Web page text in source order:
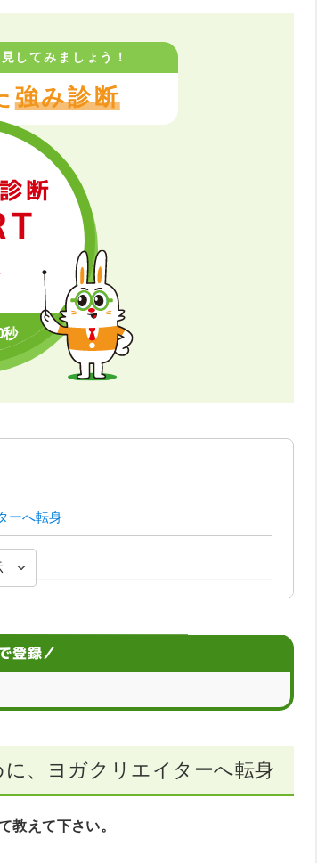
してみましょう！
強み診断
断
ーへ転身
登録／
、ヨガクリエイターへ転身
教えて下さい。